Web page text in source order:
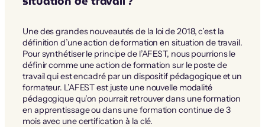
Une des grandes nouveautés de la loi de 2018, c’est la
définition d’une action de formation en situation de travail.
Pour synthétiser le principe de l’AFEST, nous pourrions le
définir comme une action de formation sur le poste de
travail qui est encadré par un dispositif pédagogique et un
formateur. L’AFEST est juste une nouvelle modalité
pédagogique qu’on pourrait retrouver dans une formation
en apprentissage ou dans une formation continue de 3
mois avec une certification à la clé.